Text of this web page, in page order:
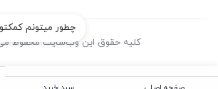
چطور میتونم
کلیه حقوق این وب‌سایت محفوظ